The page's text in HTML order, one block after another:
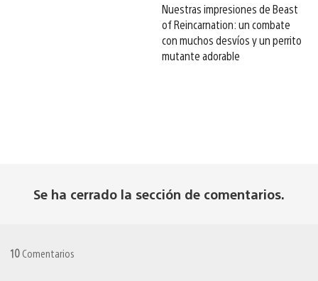
Nuestras impresiones de Beast
of Reincarnation: un combate
con muchos desvíos y un perrito
mutante adorable
Se ha cerrado la sección de comentarios.
10 Comentarios